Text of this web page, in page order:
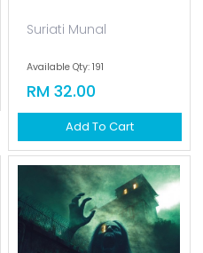
Suriati Munal
Available Qty: 191
RM 32.00
Add To Cart